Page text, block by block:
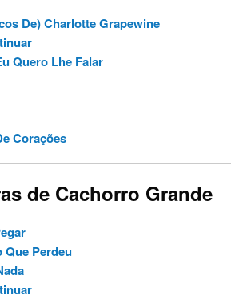
De) Charlotte Grapewine
Quero Lhe Falar
Corações
de Cachorro Grande
Que Perdeu